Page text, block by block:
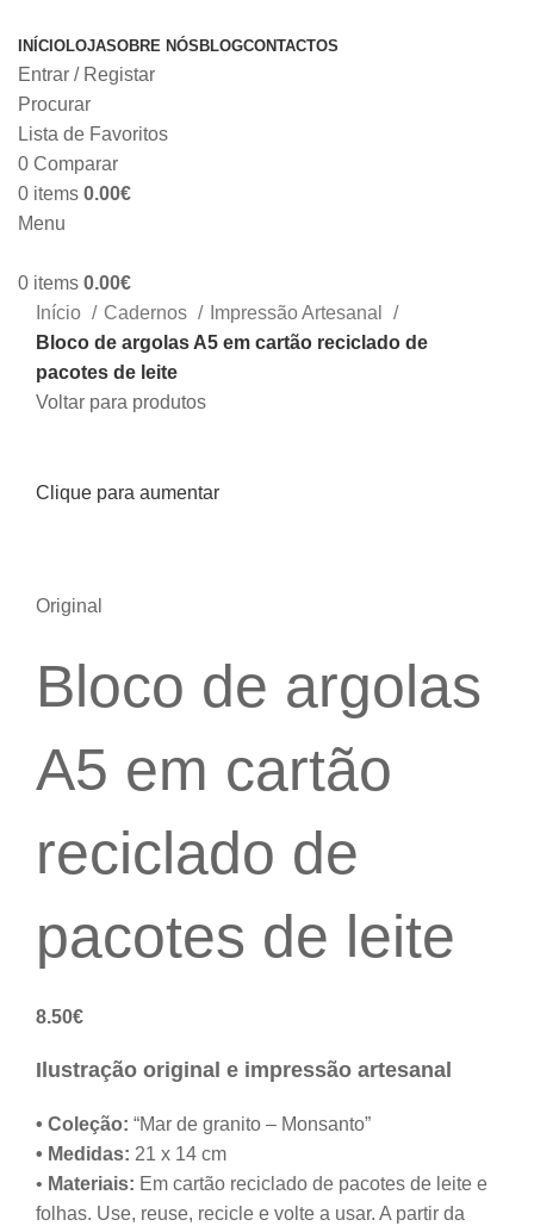
INÍCIOLOJASOBRE NÓS BLOGCONTACTOS
Entrar / Registar
Procurar
Lista de Favoritos
0 Comparar
0 items 0.00€
Menu
0 items 0.00€
Início
Cadernos
Impressão Artesanal
Bloco de argolas A5 em cartão reciclado de
pacotes de leite
Voltar para produtos
Clique para aumentar
Original
Bloco de argolas
A5 em cartão
reciclado de
pacotes de leite
8.50€
Ilustração original e impressão artesanal
• Coleção: “Mar de granito – Monsanto”
• Medidas: 21 x 14 cm
• Materiais: Em cartão reciclado de pacotes de leite e
folhas. Use, reuse, recicle e volte a usar. A partir da